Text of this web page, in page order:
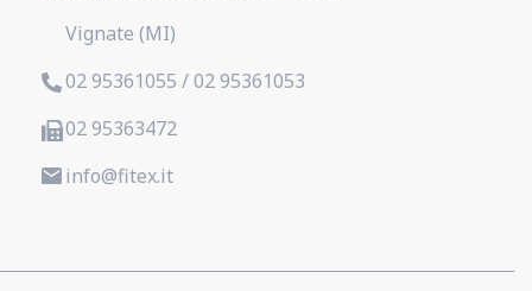
Vignate (MI)
02 95361055 / 02 95361053
02 95363472
info@fitex.it